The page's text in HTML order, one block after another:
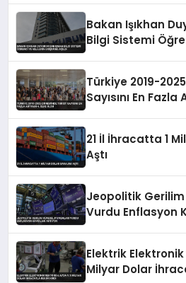
Bakan Işıkhan
Bilgi Sistemi
Türkiye 2019-
Sayısını En
21 İl İhracatta 1
Aştı
Jeopolitik Gerilim
Vurdu Enflasyon
Elektrik
Milyar Dolar